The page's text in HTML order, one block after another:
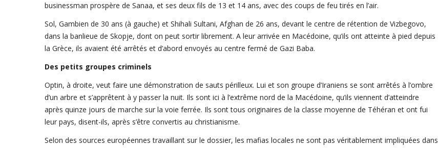
businessman prospère de Sanaa, et ses deux fils de 13 et 14 ans, avec des coups de feu tirés en l’air.
Sol, Gambien de 30 ans (à gauche) et Shihali Sultani, Afghan de 26 ans, devant le centre de rétention de Vizbegovo,
dans la banlieue de Skopje, dont on peut sortir librement. A leur arrivée en Macédoine, qu’ils ont atteinte à pied depuis
la Grèce, ils avaient été arrêtés et d’abord envoyés au centre fermé de Gazi Baba.
Des petits groupes criminels
Optin, à droite, veut faire une démonstration de sauts périlleux. Lui et son groupe d’Iraniens se sont arrêtés à l’ombre
d’un arbre et s’apprêtent à y passer la nuit. Ils sont ici à l’extrême nord de la Macédoine, qu’ils viennent d’atteindre
après quinze jours de marche sur la voie ferrée. Ils sont tous originaires de la classe moyenne de Téhéran et ont fui
leur pays, disent-ils, après s’être convertis au christianisme.
Selon des sources européennes travaillant sur le dossier, les mafias locales ne sont pas véritablement impliquées dans